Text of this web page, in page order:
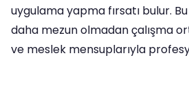
uygulama yapma fırsatı bulur.
daha mezun olmadan çalışma
ve meslek mensuplarıyla